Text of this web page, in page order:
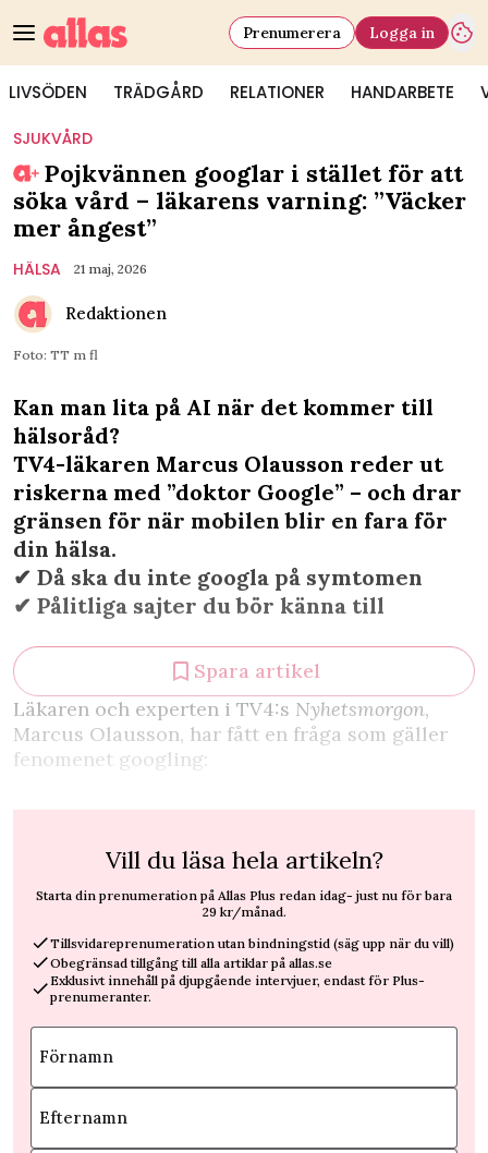
LIVSÖDEN TRÄDGÅRD RELATIONER HANDARBETE
Prenumerera Logga in
SJUKVÅRD
Pojkvännen googlar i stället för att
söka vård – läkarens varning: ”Väcker
mer ångest”
HÄLSA 21 maj, 2026
Redaktionen
Foto: TT m fl
Kan man lita på AI när det kommer till
hälsoråd?
TV4-läkaren Marcus Olausson reder ut
riskerna med ”doktor Google” – och drar
gränsen för när mobilen blir en fara för
din hälsa.
✔︎ Då ska du inte googla på symtomen
✔︎ Pålitliga sajter du bör känna till
Spara artikel
Läkaren och experten i TV4:s Nyhetsmorgon,
Marcus Olausson, har fått en fråga som gäller
fenomenet googling:
Vill du läsa hela artikeln?
Starta din prenumeration på Allas Plus redan idag- just nu för bara
29 kr/månad.
Tillsvidareprenumeration utan bindningstid (säg upp när du vill)
Obegränsad tillgång till alla artiklar på allas.se
Exklusivt innehåll på djupgående intervjuer, endast för Plus-
prenumeranter.
Förnamn
Efternamn